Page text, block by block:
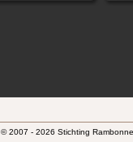
© 2007 - 2026 Stichting